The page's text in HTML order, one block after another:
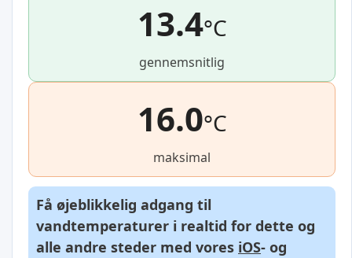
13.4°C
gennemsnitlig
16.0°C
maksimal
Få øjeblikkelig adgang til
vandtemperaturer i realtid for dette og
alle andre steder med vores iOS- og